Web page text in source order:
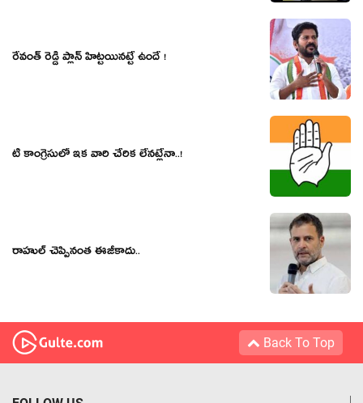
రేవంత్ రెడ్డి ప్లాన్ హిట్టయినట్టే ఉందే !
టీ కాంగ్రెసులో ఇక వారి చేరిక లేన‌ట్లేనా..!
రాహుల్ చెప్పినంత ఈజీకాదు..
Back To Top